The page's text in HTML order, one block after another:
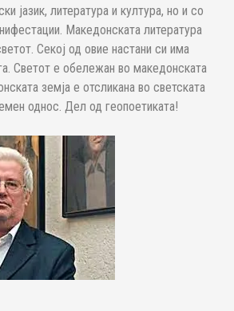
јазик, литература и култура, но и со
Македонската литература
Секој од овие настани си има
Светот е обележан во македонската
земја е отсликана во светската
однос. Дел од геопоетиката!